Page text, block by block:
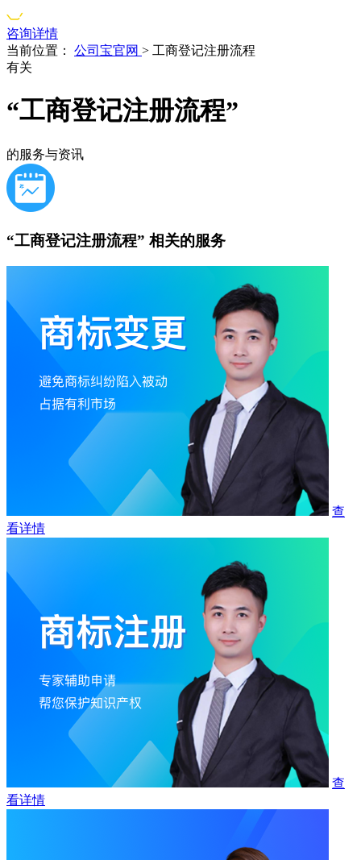
咨询详情
当前位置：
公司宝官网 > 工商登记注册流程
有关
“工商登记注册流程”
的服务与资讯
“工商登记注册流程” 相关的服务
查
看详情
查
看详情